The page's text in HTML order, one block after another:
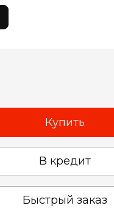
Купить
В кредит
Быстрый заказ